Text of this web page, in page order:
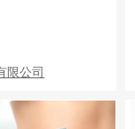
限公司